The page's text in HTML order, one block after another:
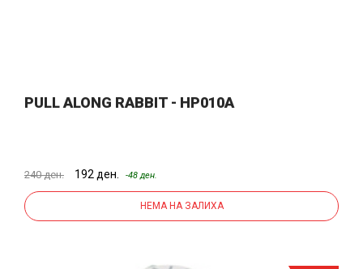
PULL ALONG RABBIT - HP010A
240 ден. 192 ден. -48 ден.
НЕМА НА ЗАЛИХА